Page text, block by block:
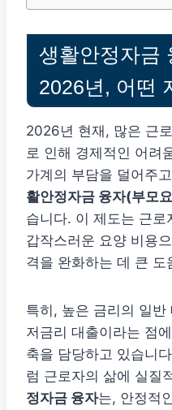
생활안정자금
2026년, 어떤
2026년 현재, 많은 근
로 인해 경제적인 어려
가계의 부담을 덜어주
활안정자금 융자(부모
습니다. 이 제도는 근
갑작스러운 요양 비용
격을 완화하는 데 큰 도
특히, 높은 금리의 일
저금리 대출이라는 점
축을 담당하고 있습니
럼 근로자의 삶에 실질
정자금 융자는, 안정적